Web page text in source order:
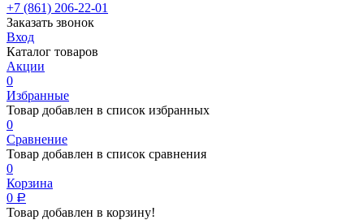
+7 (861) 206-22-01
Заказать звонок
Вход
Каталог товаров
Акции
0
Избранные
Товар добавлен в список избранных
0
Сравнение
Товар добавлен в список сравнения
0
Корзина
0 Р
Товар добавлен в корзину!